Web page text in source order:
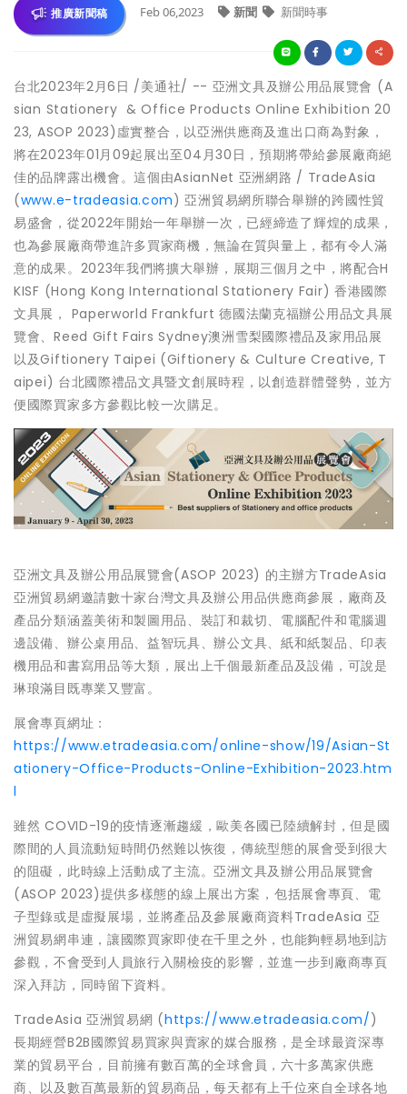
推廣新聞稿 Feb 06,2023 新聞 新聞時事
台北2023年2月6日 /美通社/ -- 亞洲文具及辦公用品展覽會 (A
sian Stationery & Office Products Online Exhibition 20
23, ASOP 2023)虛實整合，以亞洲供應商及進出口商為對象，
將在2023年01月09起展出至04月30日，預期將帶給參展廠商絕
佳的品牌露出機會。這個由AsianNet 亞洲網路 / TradeAsia
(www.e-tradeasia.com) 亞洲貿易網所聯合舉辦的跨國性貿
易盛會，從2022年開始一年舉辦一次，已經締造了輝煌的成果，
也為參展廠商帶進許多買家商機，無論在質與量上，都有令人滿
意的成果。2023年我們將擴大舉辦，展期三個月之中，將配合H
KISF (Hong Kong International Stationery Fair) 香港國際
文具展， Paperworld Frankfurt 德國法蘭克福辦公用品文具展
覽會、Reed Gift Fairs Sydney澳洲雪梨國際禮品及家用品展
以及Giftionery Taipei (Giftionery & Culture Creative, T
aipei) 台北國際禮品文具暨文創展時程，以創造群體聲勢，並方
便國際買家多方參觀比較一次購足。
亞洲文具及辦公用品展覽會(ASOP 2023) 的主辦方TradeAsia
亞洲貿易網邀請數十家台灣文具及辦公用品供應商參展，廠商及
產品分類涵蓋美術和製圖用品、裝訂和裁切、電腦配件和電腦週
邊設備、辦公桌用品、益智玩具、辦公文具、紙和紙製品、印表
機用品和書寫用品等大類，展出上千個最新產品及設備，可說是
琳琅滿目既專業又豐富。
展會專頁網址：
https://www.etradeasia.com/online-show/19/Asian-St
ationery-Office-Products-Online-Exhibition-2023.htm
l
雖然 COVID-19的疫情逐漸趨緩，歐美各國已陸續解封，但是國
際間的人員流動短時間仍然難以恢復，傳統型態的展會受到很大
的阻礙，此時線上活動成了主流。亞洲文具及辦公用品展覽會
(ASOP 2023)提供多樣態的線上展出方案，包括展會專頁、電
子型錄或是虛擬展場，並將產品及參展廠商資料TradeAsia 亞
洲貿易網串連，讓國際買家即使在千里之外，也能夠輕易地到訪
參觀，不會受到人員旅行入關檢疫的影響，並進一步到廠商專頁
深入拜訪，同時留下資料。
TradeAsia 亞洲貿易網 (https://www.etradeasia.com/)
長期經營B2B國際貿易買家與賣家的媒合服務，是全球最資深專
業的貿易平台，目前擁有數百萬的全球會員，六十多萬家供應
商、以及數百萬最新的貿易商品，每天都有上千位來自全球各地